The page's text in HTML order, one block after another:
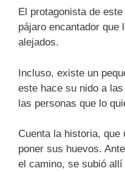
El protagonista de
pájaro encantador que
alejados.
Incluso, existe un
este hace su nido a
las personas que lo
Cuenta la historia, que
poner sus huevos.
el camino, se subió